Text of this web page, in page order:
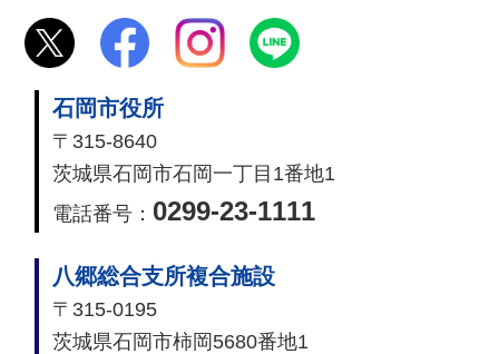
石岡市役所
〒315-8640
茨城県石岡市石岡一丁目1番地1
電話番号： 0299-23-1111
八郷総合支所複合施設
〒315-0195
茨城県石岡市柿岡5680番地1